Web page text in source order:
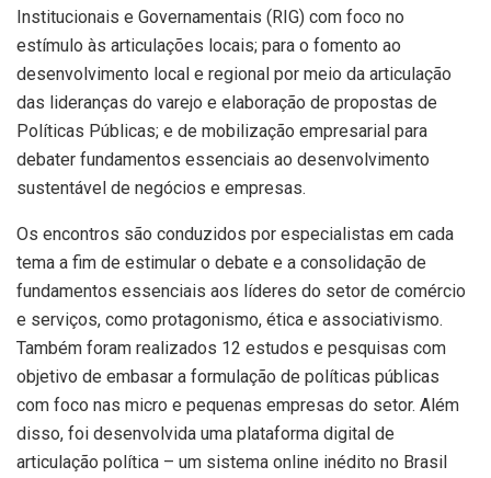
Institucionais e Governamentais (RIG) com foco no
estímulo às articulações locais; para o fomento ao
desenvolvimento local e regional por meio da articulação
das lideranças do varejo e elaboração de propostas de
Políticas Públicas; e de mobilização empresarial para
debater fundamentos essenciais ao desenvolvimento
sustentável de negócios e empresas.
Os encontros são conduzidos por especialistas em cada
tema a fim de estimular o debate e a consolidação de
fundamentos essenciais aos líderes do setor de comércio
e serviços, como protagonismo, ética e associativismo.
Também foram realizados 12 estudos e pesquisas com
objetivo de embasar a formulação de políticas públicas
com foco nas micro e pequenas empresas do setor. Além
disso, foi desenvolvida uma plataforma digital de
articulação política – um sistema online inédito no Brasil